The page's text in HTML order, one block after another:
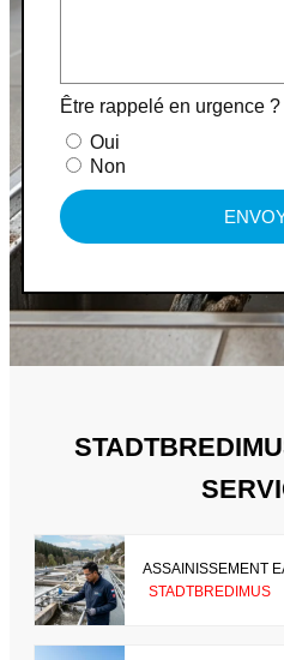
Être rappelé en urgence ?
Oui
Non
ASSAINISSEMENT
STADTBREDIMUS